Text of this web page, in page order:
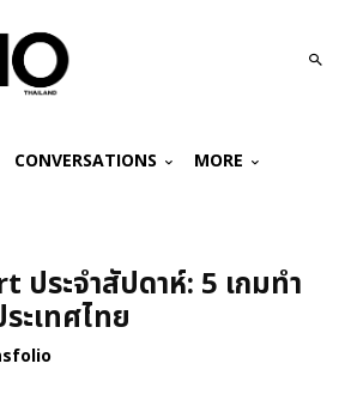
CONVERSATIONS MORE
ประจำสัปดาห์: 5 เกมทำ
ะเทศไทย